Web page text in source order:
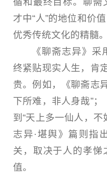
才中“人”的地位和价
优秀传统文化的精髓。
《聊斋志异》
终紧贴现实人生，肯
贵。例如，《聊斋志
下所难，非人身哉”；
到“天上多一仙人，不
志异·堪舆》篇则指
关，取决于人的孝悌
值。